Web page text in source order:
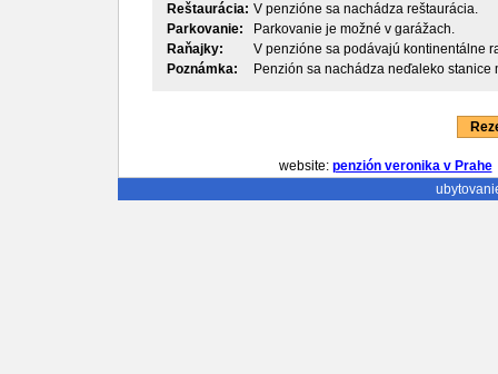
Reštaurácia: V penzióne sa nachádza reštaurácia.
Parkovanie:
Parkovanie je možné v garážach.
Raňajky:
V penzióne sa podávajú kontinentálne
Poznámka:
Penzión sa nachádza neďaleko stanice
website: penzión veronika v Prahe